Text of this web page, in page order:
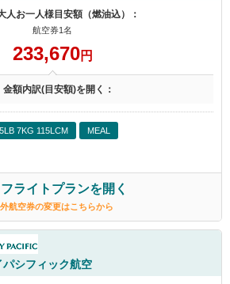
人お一人様目安額（燃油込）：
航空券1名
233,670円
金額内訳(目安額)を開く：
7KG 115LCM MEAL
フライトプランを開く
航空券の変更はこちらから
パシフィック航空